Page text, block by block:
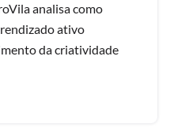
analisa como
ativo
da criatividade